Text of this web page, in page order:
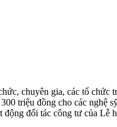
chuyên gia, các tổ chức
triệu đồng cho các nghệ
đối tác công tư của Lễ